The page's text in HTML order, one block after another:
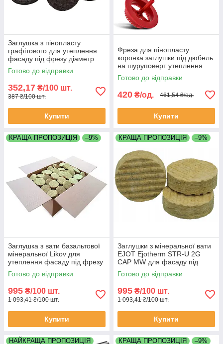
Заглушка з пінопласту
графітового для утеплення
фасаду під фрезу діаметр
67мм товщина 18мм
упаковка 100 штук
Готово до відправки
352,17 ₴/100 шт.
387 ₴/100 шт.
Купити
Фреза для пінопласту
коронка заглушки під дюбель
на шуруповерт утеплення
фасаду діаметр 67 мм
глибина 20мм червона або
Готово до відправки
420 ₴/од. 461,54 ₴/од.
Купити
КРАЩА ПРОПОЗИЦІЯ –9%
Заглушка з вати базальтової
мінеральної Likov для
утеплення фасаду під фрезу
діаметр 65мм товщина 15мм
упаковка 100 штук
Готово до відправки
995 ₴/100 шт.
1 093,41 ₴/100 шт.
Купити
КРАЩА ПРОПОЗИЦІЯ –9%
Заглушки з мінеральної вати
EJOT Ejotherm STR-U 2G
CAP MW для фасаду під
фрезу дюбель діаметр 65мм
товщина 20мм упаковка 100
Готово до відправки
995 ₴/100 шт.
1 093,41 ₴/100 шт.
Купити
НАЙКРАЩА ПРОПОЗИЦІЯ КРАЩА ПРОПОЗИЦІЯ –9%